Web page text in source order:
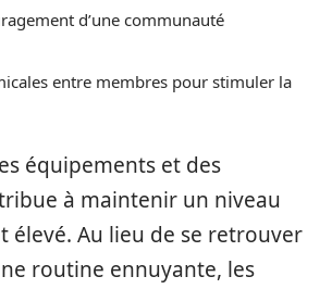
d’une communauté
entre membres pour stimuler la
équipements et des
à maintenir un niveau
élevé. Au lieu de se retrouver
routine ennuyante, les